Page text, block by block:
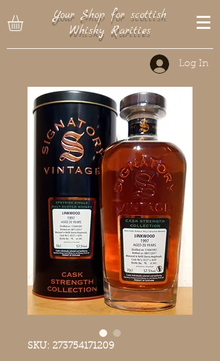
Your Shop for scottish
Whisky Rarities
Log In
SKU: 273754171209